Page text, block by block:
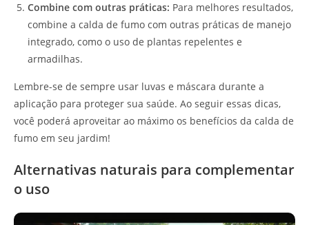
Combine com outras práticas: Para melhores resultados,
combine a calda de fumo com outras práticas de manejo
integrado, como o uso de plantas repelentes e
armadilhas.
Lembre-se de sempre usar luvas e máscara durante a
aplicação para proteger sua saúde. Ao seguir essas dicas,
você poderá aproveitar ao máximo os benefícios da calda de
fumo em seu jardim!
Alternativas naturais para complementar
o uso